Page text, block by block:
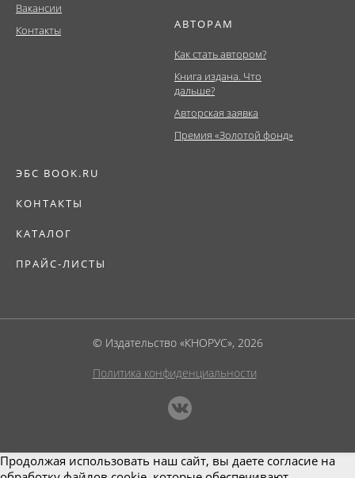
Вакансии
Контакты
АВТОРАМ
Как стать автором?
Книга издана. Что
дальше?
Авторская заявка
Премия «Золотой фонд»
ЭБС BOOK.RU
КОНТАКТЫ
КАТАЛОГ
ПРАЙС-ЛИСТЫ
© Издательство «КНОРУС», 2026
Политика конфиденциальности
Продолжая использовать наш сайт, вы даете согласие на